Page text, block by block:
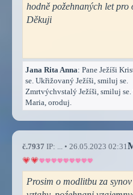
hodně požehnaných let
Děkuji
Jana Rita Anna: Pane Ježíši
se. Ukřižovaný Ježíši, smiluj se.
Zmrtvýchvstalý Ježíši, smiluj se.
Maria, oroduj.
č.7937 IP: ... • 26.05.2023 02:31
Prosim o modlitbu za